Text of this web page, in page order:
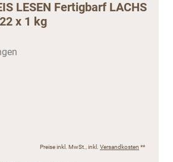
LESEN Fertigbarf LACHS
x 1 kg
Preise inkl. MwSt., inkl. Versandkosten **